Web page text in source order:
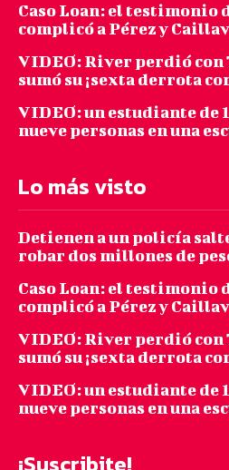
Caso Loan: el testimonio
complicó a Pérez y
VIDEO: River perdió
sumó su ¡sexta derrota
VIDEO: un estudiante de
nueve personas en una
Lo más visto
Detienen a un policía
robar dos millones de
Caso Loan: el testimonio
complicó a Pérez y
VIDEO: River perdió
sumó su ¡sexta derrota
VIDEO: un estudiante de
nueve personas en una